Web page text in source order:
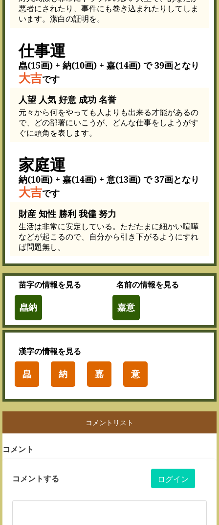
悪者にされたり、事件にも巻き込まれたりしてしま
います。潔白の証明を。
仕事運
皛(15画) + 納(10画) + 嘉(14画) で 39画となり
大吉です
人望 人気 好意 成功 名誉
元々から何をやっても人よりも出来る才能があるの
で、どの部署にいこうが、どんな仕事をしようがす
ぐに頭角を表します。
家庭運
納(10画) + 嘉(14画) + 意(13画) で 37画となり
大吉です
財産 知性 勝利 我儘 努力
生活は非常に安定している。ただたまに細かい喧嘩
などが起こるので、自分から引き下がるようにすれ
ば問題無し。
苗字の情報を見る
皛納
名前の情報を見る
嘉意
漢字の情報を見る
皛 納 嘉 意
コメントリスト
コメント
コメントする ログイン